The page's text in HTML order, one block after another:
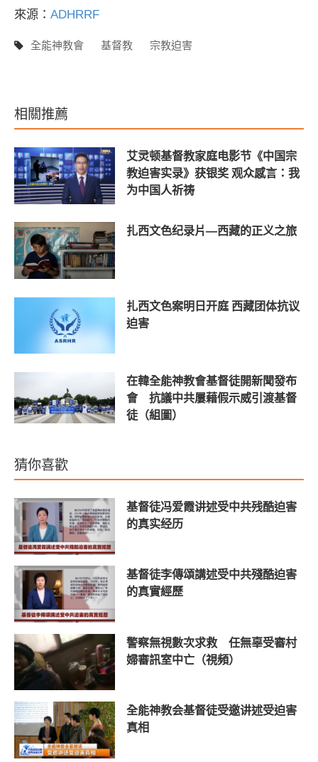
來源： ADHRRF
全能神教會 基督教 宗教迫害
相關推薦
艾灵顿基督教家庭电影节《中国宗
教迫害实录》获银奖 观众感言：我
为中国人祈祷
扎西文色纪录片—西藏的正义之旅
扎西文色案明日开庭 西藏团体抗议
迫害
在韓全能神教會基督徒開新聞發布
會 抗議中共屢藉假示威引渡基督
徒（組圖）
猜你喜歡
基督徒冯爱霞讲述受中共残酷迫害
的真实经历
基督徒李傳頌講述受中共殘酷迫害
的真實經歷
警察無視數次求救 任無辜受審村
婦審訊室中亡（視頻）
全能神教会基督徒受邀讲述受迫害
真相